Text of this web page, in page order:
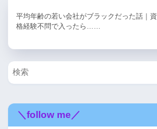
平均年齢の若い会社がブラックだった話｜資
格経験不問で入ったら……
＼follow me／